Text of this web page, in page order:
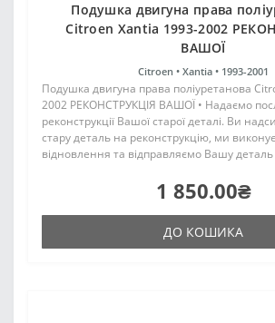
Подушка двигуна права
Citroen Xantia 1993-2002
ВАШОЇ
Citroen • Xantia • 1993-2001
Подушка двигуна права поліуретанова
2002 РЕКОНСТРУКЦІЯ ВАШОЇ • Надаємо
реконструкції Вашої старої деталі. Ви
стару деталь на реконструкцію, ми
відновлення та відправляємо Вашу
1 850.00₴
ДО КОШИКА